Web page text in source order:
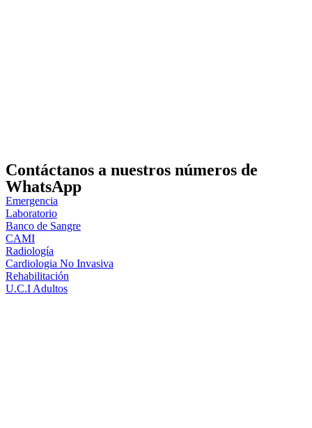
Contáctanos a nuestros números de
WhatsApp
Emergencia
Laboratorio
Banco de Sangre
CAMI
Radiología
Cardiologia No Invasiva
Rehabilitación
U.C.I Adultos